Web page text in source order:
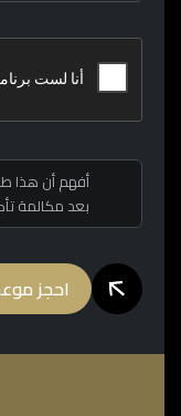
أفهم أن هذا طلب
بعد مكالمة
احجز موعد